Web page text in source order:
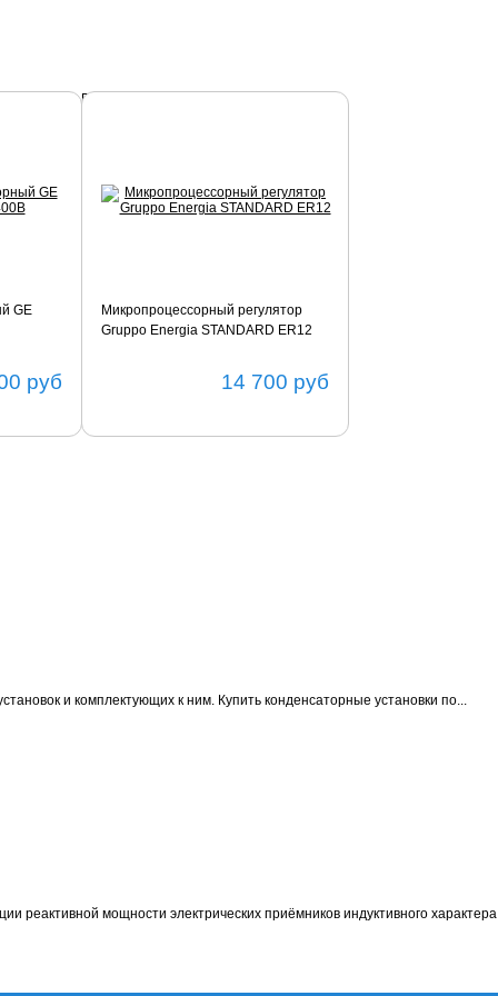
GE
руб
Микропроцессорный регулятор
Gruppo Energia STANDARD ER12
14 700 руб
Подробнее
и комплектующих к ним. Купить конденсаторные установки по...
реактивной мощности электрических приёмников индуктивного